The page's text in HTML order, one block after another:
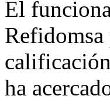
El
Refidomsa
ha